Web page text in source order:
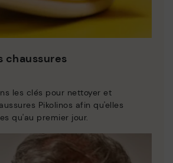
chaussures
les clés pour nettoyer et
Pikolinos afin qu'elles
qu'au premier jour.